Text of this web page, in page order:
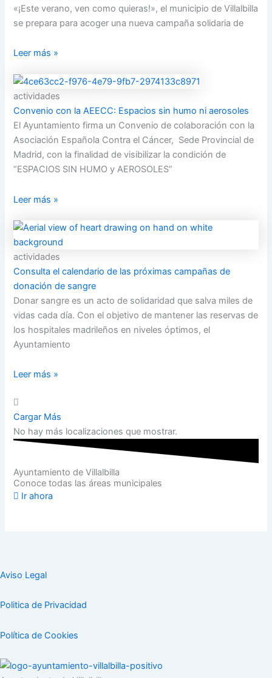
«¡Este verano, ven como quieras!», el municipio de Villalbilla
se prepara para acoger una nueva campaña solidaria de
Leer más »
actividades
Convenio con la AEECC: Espacios sin humo ni aerosoles
El Ayuntamiento firma un Convenio de colaboración con la
Asociación Española Contra el Cáncer, Sede Provincial de
Madrid, con la finalidad de visibilizar la condición de
“ESPACIOS SIN HUMO y AEROSOLES”
Leer más »
actividades
Consulta el calendario de las próximas campañas de
donación de sangre
Donar sangre es un acto de solidaridad que salva miles de
vidas cada día. Con el objetivo de mantener las reservas de
los hospitales madrileños en niveles óptimos, el
Ayuntamiento
Leer más »
Cargar Más
No hay más localizaciones que mostrar.
Ayuntamiento de Villalbilla
Conoce todas las áreas municipales
Ir ahora
Aviso Legal
Politica de Privacidad
Política de Cookies